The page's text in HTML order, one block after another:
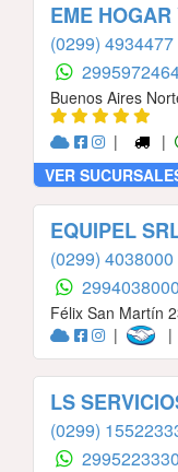
EME
(0299) 4934477
Buenos Aires
|
|
VER
EQUIPEL
(0299) 4038000
2994038000
Félix San Martín
|
LS
(0299)
2995223330